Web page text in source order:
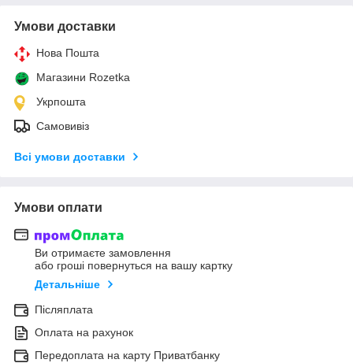
Умови доставки
Нова Пошта
Магазини Rozetka
Укрпошта
Самовивіз
Всі умови доставки
Умови оплати
Ви отримаєте замовлення
або гроші повернуться на вашу картку
Детальніше
Післяплата
Оплата на рахунок
Передоплата на карту Приватбанку